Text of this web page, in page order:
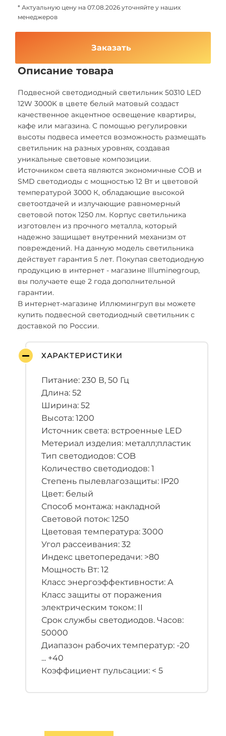
* Актуальную цену на 07.08.2026 уточняйте у наших
менеджеров
Заказать
Описание товара
Подвесной светодиодный светильник 50310 LED
12W 3000K в цвете белый матовый создаст
качественное акцентное освещение квартиры,
кафе или магазина. С помощью регулировки
высоты подвеса имеется возможность размещать
светильник на разных уровнях, создавая
уникальные световые композиции.
Источником света являются экономичные COB и
SMD светодиоды с мощностью 12 Вт и цветовой
температурой 3000 К, обладающие высокой
светоотдачей и излучающие равномерный
световой поток 1250 лм. Корпус светильника
изготовлен из прочного металла, который
надежно защищает внутренний механизм от
повреждений. На данную модель светильника
действует гарантия 5 лет. Покупая светодиодную
продукцию в интернет - магазине Illuminegroup,
вы получаете еще 2 года дополнительной
гарантии.
В интернет-магазине Иллюмингруп вы можете
купить подвесной светодиодный светильник с
доставкой по России.
ХАРАКТЕРИСТИКИ
Питание: 230 В, 50 Гц
Длина: 52
Ширина: 52
Высота: 1200
Источник света: встроенные LED
Метериал изделия: металл;пластик
Тип светодиодов: COB
Количество светодиодов: 1
Степень пылевлагозащиты: IP20
Цвет: белый
Способ монтажа: накладной
Световой поток: 1250
Цветовая температура: 3000
Угол рассеивания: 32
Индекс цветопередачи: >80
Мощность Вт: 12
Класс энергоэффективности: A
Класс защиты от поражения
электрическим током: II
Срок службы светодиодов. Часов:
50000
Диапазон рабочих температур: -20
... +40
Коэффициент пульсации: < 5